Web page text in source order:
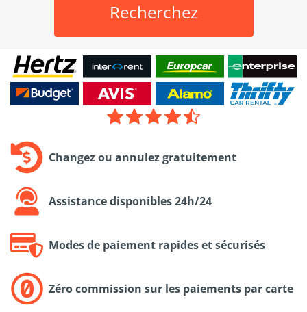
Recherchez
Changez ou annulez gratuitement
Assistance disponibles 24h/24
Modes de paiement rapides et sécurisés
Zéro commission sur les paiements par carte